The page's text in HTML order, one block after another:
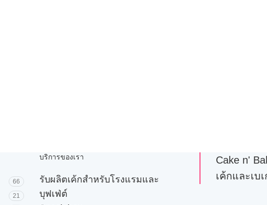
66
21
บริการของเรา
รับผลิตเค้กสำหรับโรงแรมและ
บุฟเฟ่ต์
Cake n'
เค้กและเบ